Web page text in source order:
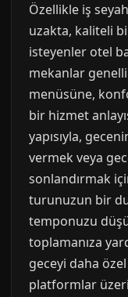
Özellikle iş
uzakta, kaliteli
isteyenler otel
mekanlar
menüsüne,
bir hizmet
yapısıyla,
vermek veya
sonlandırmak
turunuzun bir
temponuzu
toplamanıza
geceyi daha
platformlar